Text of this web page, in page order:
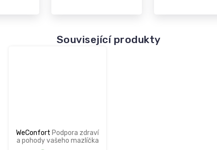
Související produkty
WeConfort Podpora zdraví
a pohody vašeho mazlíčka